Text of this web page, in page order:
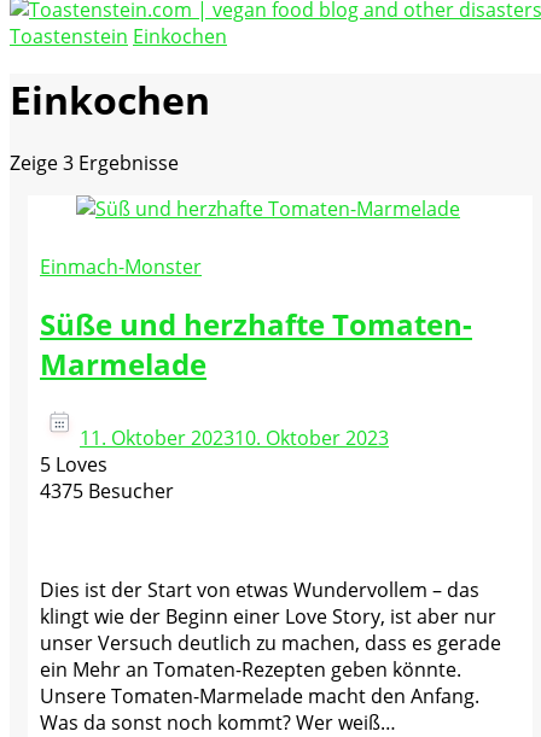
Toastenstein.com
Toastenstein Einkochen
Einkochen
Zeige3 Ergebnisse
Einmach-Monster
Süße und herzhafte Tomaten-
Marmelade
11. Oktober 202310. Oktober 2023
5 Loves
4375 Besucher
Dies ist der Start von etwas Wundervollem – das
klingt wie der Beginn einer Love Story, ist aber nur
unser Versuch deutlich zu machen, dass es gerade
ein Mehr an Tomaten-Rezepten geben könnte.
Unsere Tomaten-Marmelade macht den Anfang.
Was da sonst noch kommt? Wer weiß…